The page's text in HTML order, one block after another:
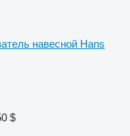
навесной Hans
$